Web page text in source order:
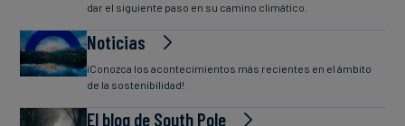
dar el siguiente paso en su camino climático.
Noticias
¡Conozca los acontecimientos más recientes en el ámbito
de la sostenibilidad!
El blog de South Pole